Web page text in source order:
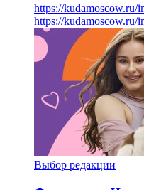
https://kudamoscow.ru/
https://kudamoscow.ru/
Выбор редакции